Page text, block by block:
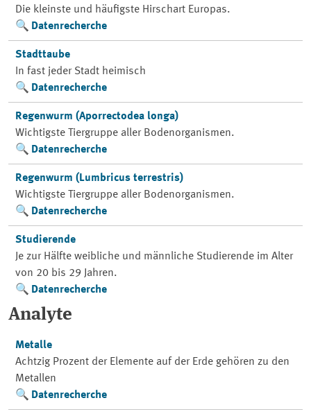
Die kleinste und häufigste Hirschart Europas.
Datenrecherche
Stadttaube
In fast jeder Stadt heimisch
Datenrecherche
Regenwurm (Aporrectodea longa)
Wichtigste Tiergruppe aller Bodenorganismen.
Datenrecherche
Regenwurm (Lumbricus terrestris)
Wichtigste Tiergruppe aller Bodenorganismen.
Datenrecherche
Studierende
Je zur Hälfte weibliche und männliche Studierende im Alter
von 20 bis 29 Jahren.
Datenrecherche
Analyte
Metalle
Achtzig Prozent der Elemente auf der Erde gehören zu den
Metallen
Datenrecherche